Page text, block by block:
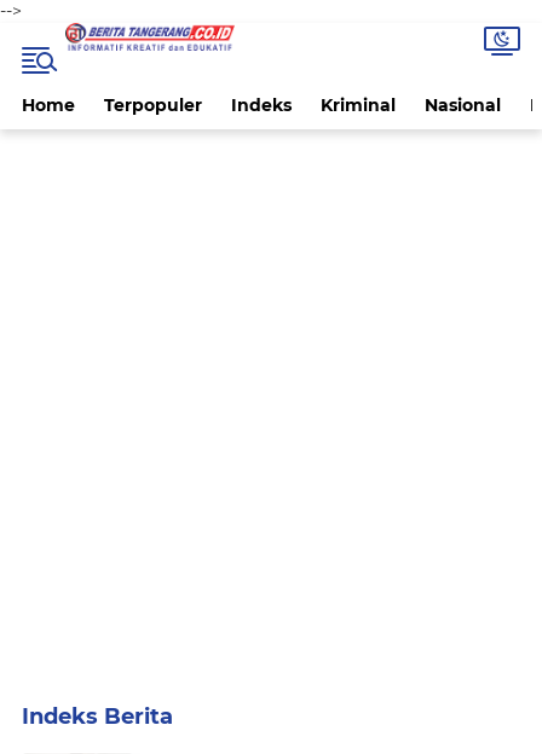
-->
Home Terpopuler Indeks Kriminal Nasional